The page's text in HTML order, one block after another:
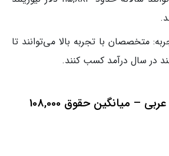
متخصصان با تجربه بالا می‌توانند تا
10. امارات متحده عربی – میانگین حقوق 108,000